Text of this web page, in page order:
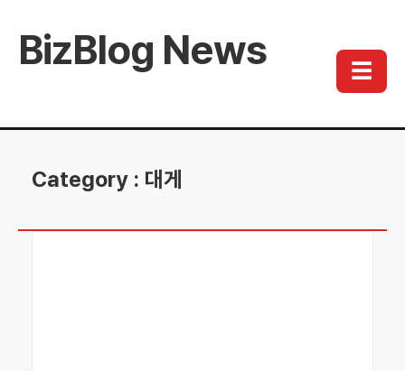
BizBlog News ☰
Category : 대게